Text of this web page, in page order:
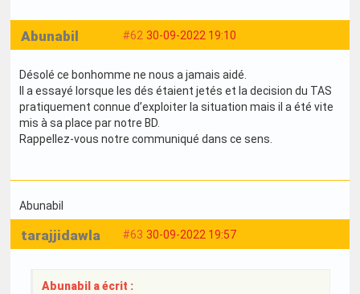
#62 30-09-2022 19:10
Abunabil
Désolé ce bonhomme ne nous a jamais aidé.
Il a essayé lorsque les dés étaient jetés et la decision du TAS
pratiquement connue d’exploiter la situation mais il a été vite
mis à sa place par notre BD.
Rappellez-vous notre communiqué dans ce sens.
Abunabil
#63 30-09-2022 19:57
tarajjidawla
Abunabil a écrit :